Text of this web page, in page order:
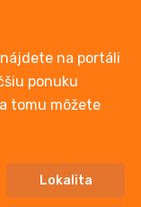
na portáli
ponuku
tomu môžete
Lokalita